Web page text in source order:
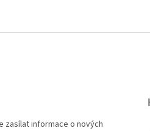
zasílat informace o nových